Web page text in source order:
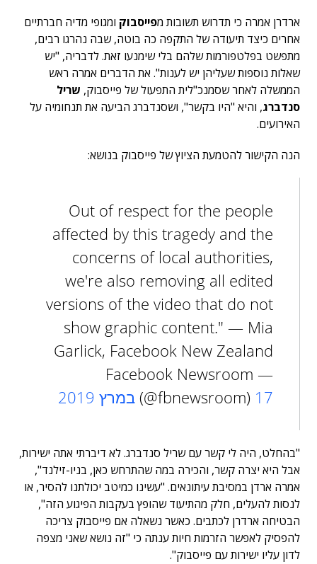
ארדרן אמרה כי תדרוש תשובות מפייסבוק ומגופי מדיה חברתיים
אחרים כיצד תיעודה של התקפה כה בוטה, שבה נהרגו רבים,
מתפשט בפלטפורמות שלהם בלי שימנעו זאת. לדבריה, "יש
שאלות נוספות שעליהן יש לענות". את הדברים אמרה ראש
הממשלה לאחר שסמנכ"לית התפעול של פייסבוק, שריל
סנדברג, והיא "היו בקשר", ושסנדברג הביעה את תנחומיה על
האירועים.
הנה הקישור להטמעת הציוץ של פייסבוק בנושא:
Out of respect for the people
affected by this tragedy and the
concerns of local authorities,
we're also removing all edited
versions of the video that do not
show graphic content." — Mia
Garlick, Facebook New Zealand
— Facebook Newsroom
(@fbnewsroom) 17 במרץ 2019
"בהחלט, היה לי קשר עם שריל סנדברג. לא דיברתי אתה ישירות,
אבל היא יצרה קשר, והכירה במה שהתרחש כאן, בניו-זילנד",
אמרה ארדן במסיבת עיתונאים. "עשינו כמיטב יכולתנו להסיר, או
לנסות להעלים, חלק מהתיעוד שהופץ בעקבות הפיגוע הזה",
הבטיחה ארדרן לכתבים. כאשר נשאלה אם פייסבוק צריכה
להפסיק לאפשר הזרמות חיות ענתה כי "זה נושא שאני מצפה
לדון עליו ישירות עם פייסבוק".